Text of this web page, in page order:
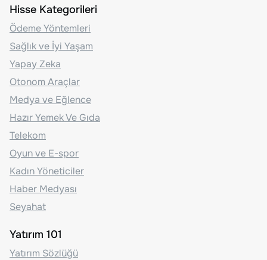
Hisse Kategorileri
Ödeme Yöntemleri
Sağlık ve İyi Yaşam
Yapay Zeka
Otonom Araçlar
Medya ve Eğlence
Hazır Yemek Ve Gıda
Telekom
Oyun ve E-spor
Kadın Yöneticiler
Haber Medyası
Seyahat
Yatırım 101
Yatırım Sözlüğü